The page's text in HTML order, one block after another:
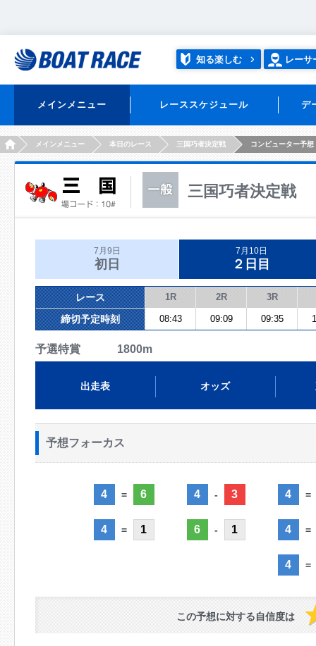
知る楽しむ レーサ
メインメニュー レーススケジュール デ
HOMEメインメニュー 本日のレース 三国巧者決定戦 コンピューター予想
三国巧者決定戦
7月9日
初日
7月10日
２日目
レース 1R 2R 3R
締切予定時刻 08:43 09:09 09:35
予選特賞 1800m
出走表 オッズ
予想フォーカス
4 = 6
4 = 1
4 - 3
6 - 1
4 =
4 =
4 =
この予想に対する自信度は